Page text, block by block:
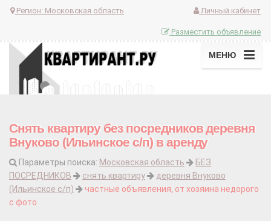
Регион: Московская область Личный кабинет
Разместить объявление
МЕНЮ
Снять квартиру без посредников деревня
Внуково (Ильинское с/п) в аренду
Параметры поиска: Московская область
БЕЗ
ПОСРЕДНИКОВ
снять квартиру
деревня Внуково
(Ильинское с/п)
частные объявления, от хозяина недорого
с фото